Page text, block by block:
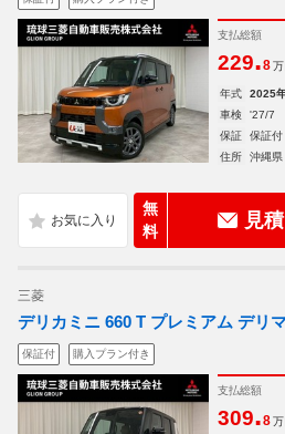
支払総額
229.8
年式 2025
車検
'27/7
保証
保証付
住所
沖縄県
無
料
見
三菱
デリカミニ 660 T プレミアム デリ
保証付 購入プラン付き
支払総額
309.8